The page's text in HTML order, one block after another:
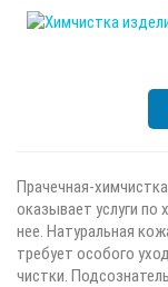
Прачечная-
оказывает услуги по
нее. Натуральная
требует особого
чистки.